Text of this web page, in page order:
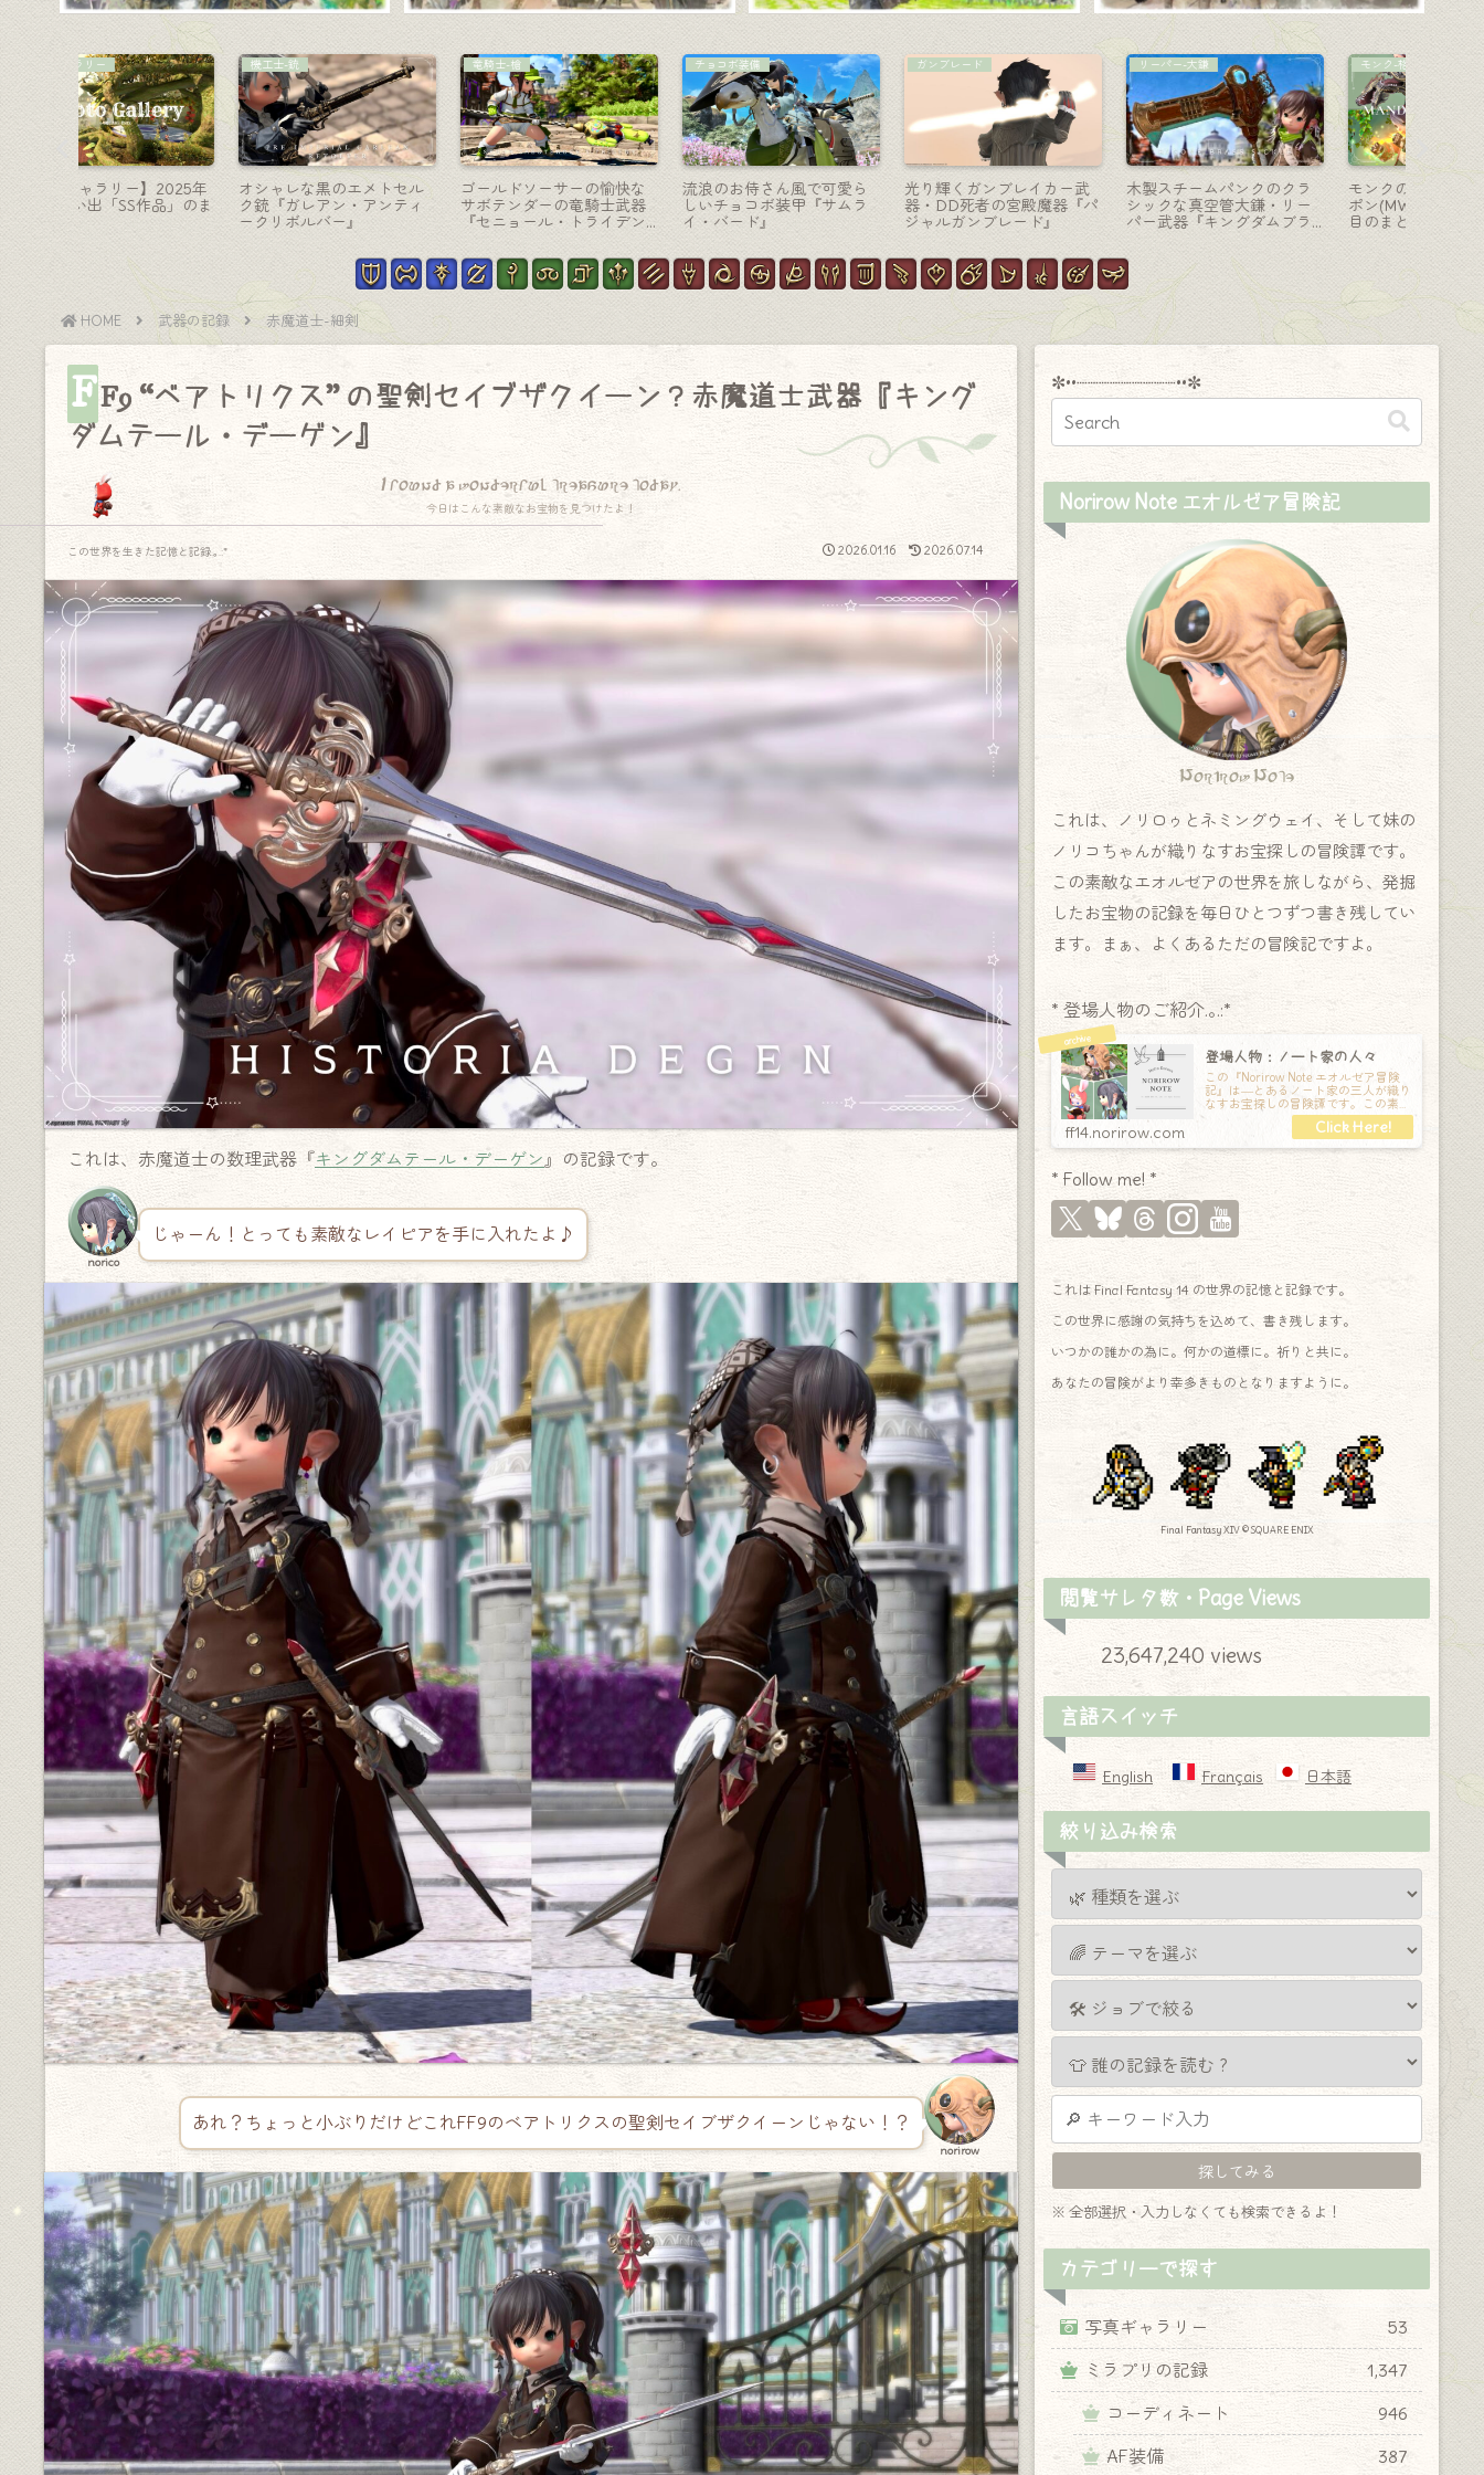
リーパー-大鎌
木製スチームパンクのクラ
シックな真空管大鎌・リー
パー武器『キングダムブラ
ス・シックル』
モンク-格闘
モンクのマンダヴィルウェ
ポン(MW)全段階4種の見た
目のまとめ！
ナイト-剣盾
変形するメカニカルなナイ
ト武器『ガーロンド・マジ
テックソードRE＆シールド
白魔道士-杖
妖怪ウォッチ コマさんと水
晶の可愛い白魔道士武器
『白犬の杖』
コーディネート
【ミラプリ】「オシャレな
緑のカフェ店員さん」キン
グダムブラス・ヒーラーシ
ャツ アレンジコーデ
コーディネート
【ミラプリ】ガールズバン
ドの白いギターの女の子
（黒渦団 軍服アレンジ）
モンク
Ver.）
HOME 武器の記録 赤魔道士-細剣
FF9 “ベアトリクス” の聖剣セイブザクイーン？赤魔道士武器『キング
ダムテール・デーゲン』
I found a wonderful treasure today.
今日はこんな素敵なお宝物を見つけたよ！
2026.01.16 2026.07.14
この世界を生きた記憶と記録.｡.:*
これは、赤魔道士の数理武器『キングダムテール・デーゲン 』の記録です。
norico
じゃーん！とっても素敵なレイピアを手に入れたよ♪
あれ？ちょっと小ぶりだけどこれFF9のベアトリクスの聖剣セイブザクイーンじゃない！？
norirow
✼••┈┈┈┈┈┈┈┈┈••✼
Norirow Note エオルゼア冒険記
Norirow Note
これは、ノリロゥとネミングウェイ、そして妹の
ノリコちゃんが織りなすお宝探しの冒険譚です。
この素敵なエオルゼアの世界を旅しながら、発掘
したお宝物の記録を毎日ひとつずつ書き残してい
ます。まぁ、よくあるただの冒険記ですよ。
* 登場人物のご紹介.｡.:*
登場人物：ノート家の人々
この『Norirow Note エオルゼア冒険
記』は―とあるノート家の三人が織り
なすお宝探しの冒険譚です。この素敵
な Final Fantasy XIV の世界を旅しな
ff14.norirow.com
* Follow me! *
これは Final Fantasy 14 の世界の記憶と記録です。
この世界に感謝の気持ちを込めて、書き残します。
いつかの誰かの為に。何かの道標に。祈りと共に。
あなたの冒険がより幸多きものとなりますように。
Final Fantasy XIV © SQUARE ENIX
閲覧サレタ数・Page Views
23,647,240 views
言語スイッチ
English Français 日本語
絞り込み検索
※ 全部選択・入力しなくても検索できるよ！
カテゴリーで探す
写真ギャラリー
53
ミラプリの記録
1,347
コーディネート
946
AF装備
387